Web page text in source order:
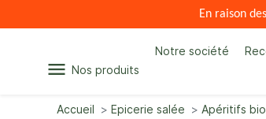
En raison
menu Nos produits
Notre société
Accueil Epicerie salée Apéritifs bio